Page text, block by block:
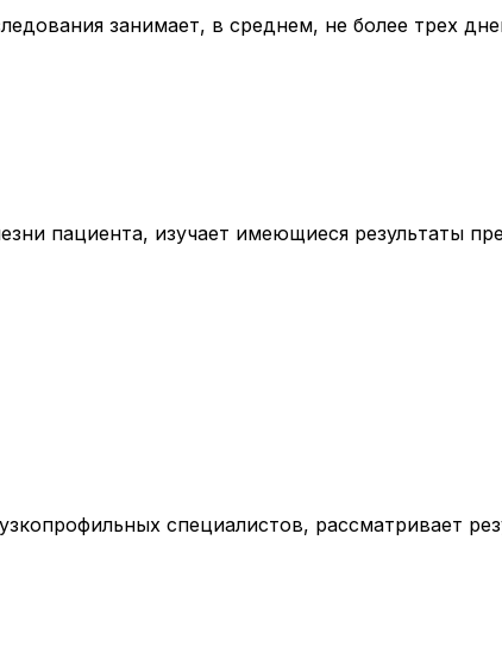
занимает, в среднем, не более трех
пациента, изучает имеющиеся результаты
специалистов, рассматривает